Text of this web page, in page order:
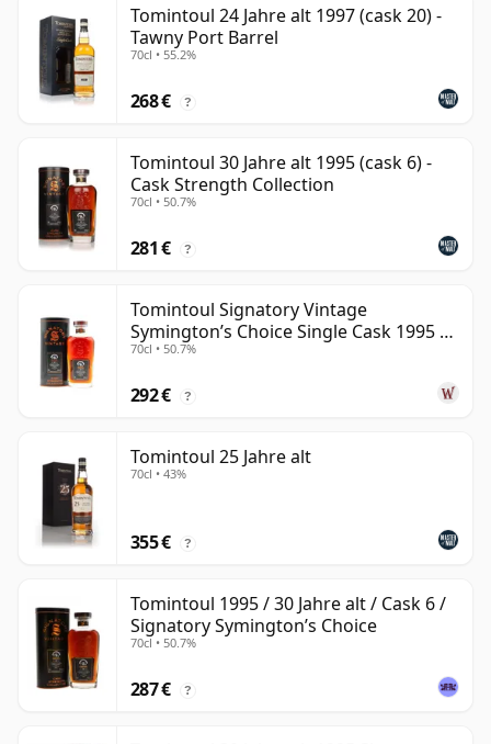
Tomintoul 24 Jahre alt 1997 (cask 20) -
Tawny Port Barrel
70cl • 55.2%
268 € ?
Tomintoul 30 Jahre alt 1995 (cask 6) -
Cask Strength Collection
70cl • 50.7%
281 € ?
Tomintoul Signatory Vintage
Symington’s Choice Single Cask 1995 30
Jahre alt
70cl • 50.7%
292 € ?
Tomintoul 25 Jahre alt
70cl • 43%
355 € ?
Tomintoul 1995 / 30 Jahre alt / Cask 6 /
Signatory Symington’s Choice
70cl • 50.7%
287 € ?